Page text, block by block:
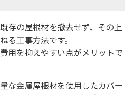
存の屋根材を撤去せず、その上
る工事方法です。
用を抑えやすい点がメリットで
な金属屋根材を使用したカバー